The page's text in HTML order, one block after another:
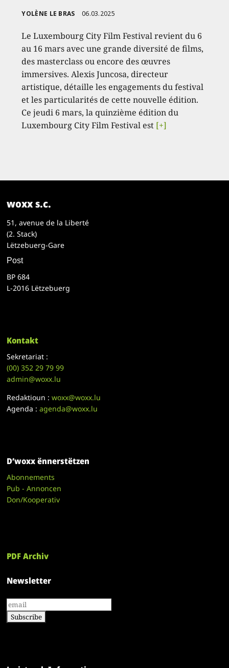
YOLÈNE LE BRAS 06.03.2025
Le Luxembourg City Film Festival revient du 6
au 16 mars avec une grande diversité de films,
des masterclass ou encore des œuvres
immersives. Alexis Juncosa, directeur
artistique, détaille les engagements du festival
et les particularités de cette nouvelle édition.
Ce jeudi 6 mars, la quinzième édition du
Luxembourg City Film Festival est [+]
woxx s.c.
51, avenue de la Liberté
(2. Stack)
Lëtzebuerg-Gare
Post
BP 684
L-2016 Lëtzebuerg
Kontakt
Sekretariat :
(00)352 29 79 99
admin@woxx.lu
Redaktioun :woxx@woxx.lu
Agenda :agenda@woxx.lu
D’woxx ënnerstëtzen
Abonnements
Pub - Annoncen
Don/Kooperativ
PDF Archiv
Newsletter